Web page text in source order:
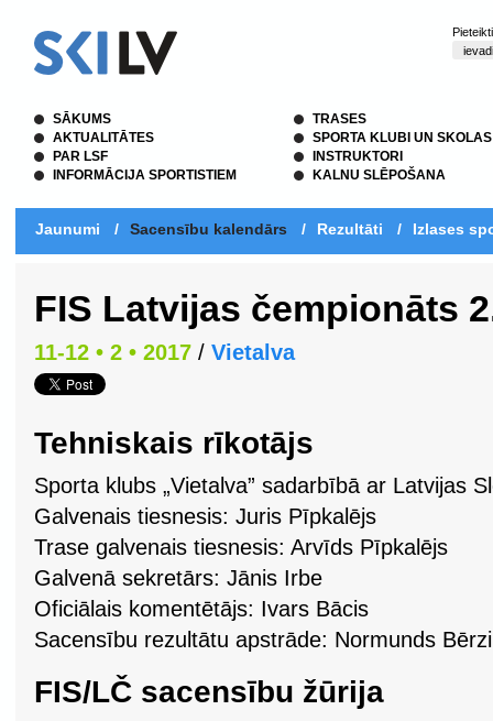
SĀKUMS
AKTUALITĀTES
PAR LSF
INFORMĀCIJA SPORTISTIEM
TRASES
SPORTA KLUBI UN SKOLAS
INSTRUKTORI
KALNU SLĒPOŠANA
Jaunumi / Sacensību kalendārs / Rezultāti / Izlases
FIS Latvijas čempionāts
11-12 • 2 • 2017 / Vietalva
Tehniskais rīkotājs
Sporta klubs „Vietalva” sadarbībā ar Latvijas
Galvenais tiesnesis: Juris Pīpkalējs
Trase galvenais tiesnesis: Arvīds Pīpkalējs
Galvenā sekretārs: Jānis Irbe
Oficiālais komentētājs: Ivars Bācis
Sacensību rezultātu apstrāde: Normunds
FIS/LČ sacensību žūrija